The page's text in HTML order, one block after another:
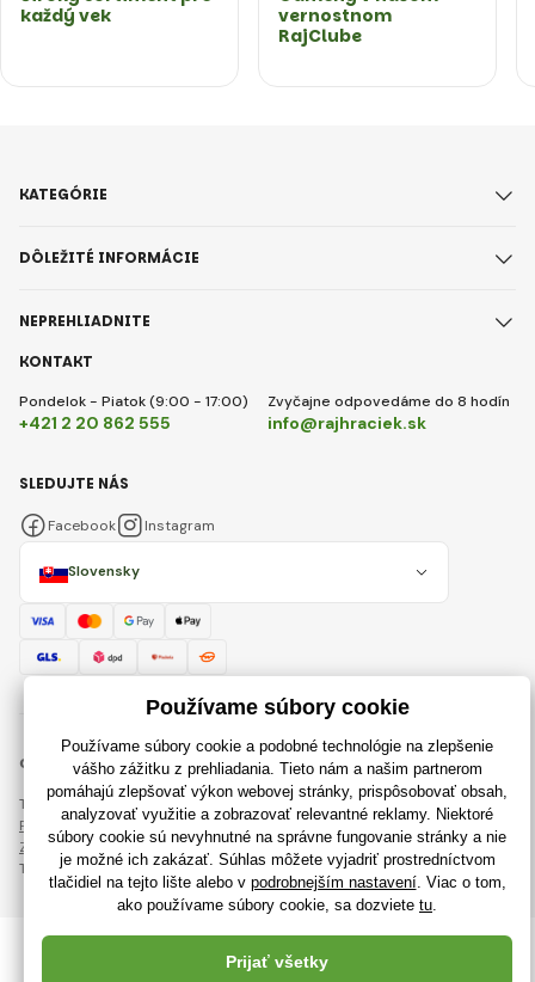
každý vek
vernostnom
RajClube
KONTAKT
Pondelok - Piatok (9:00 - 17:00)
+421 2 20 862 555
Zvyčajne odpovedáme do 8 hodín
info@rajhraciek.sk
KATEGÓRIE
DÔLEŽITÉ INFORMÁCIE
NEPREHLIADNITE
Slovensky
SLEDUJTE NÁS
Facebook Instagram
© 2018 - 2026 RajHraciek.sk, Všetky práva vyhradené
Táto stránka je chránená pomocou reCAPTCHA a uplatňujú sa
Pravidlá ochrany osobných údajovspoločnosti Google a ich
Zmluvné podmienky.
Tvorba výkonných internetových obchodov odRIESENIA